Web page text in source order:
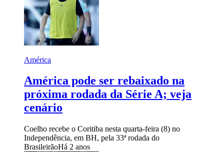
América
América pode ser rebaixado na
próxima rodada da Série A; veja
cenário
Coelho recebe o Coritiba nesta quarta-feira (8) no
Independência, em BH, pela 33ª rodada do
BrasileirãoHá 2 anos